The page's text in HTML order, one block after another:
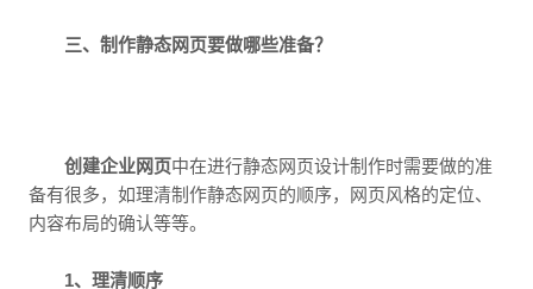
三、制作静态网页要做哪些准备？
创建企业网页中在进行静态网页设计制作时需要做的准
备有很多，如理清制作静态网页的顺序，网页风格的定位、
内容布局的确认等等。
1、理清顺序